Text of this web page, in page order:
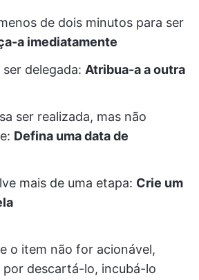
de dois minutos para ser
a imediatamente
delegada: Atribua-a a outra
ser realizada, mas não
Defina uma data de
mais de uma etapa: Crie um
o item não for acionável,
descartá-lo, incubá-lo